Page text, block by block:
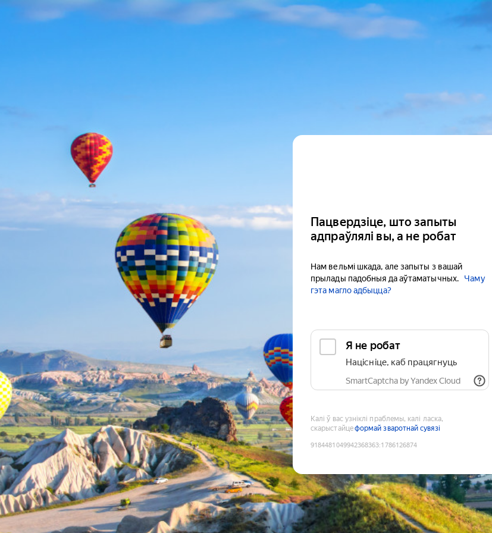
Пацвердзіце, што запыты
адпраўлялі вы, а не робат
Нам вельмі шкада, але запыты з вашай
прылады падобныя да аўтаматычных.
Чаму
гэта магло адбыцца?
Я не робат
Націсніце, каб працягнуць
SmartCaptcha by Yandex Cloud
Калі ў вас узніклі праблемы, калі ласка,
скарыстайцеформай зваротнай сувязі
9184481049942368363:1786126874